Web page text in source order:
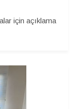
için açıklama